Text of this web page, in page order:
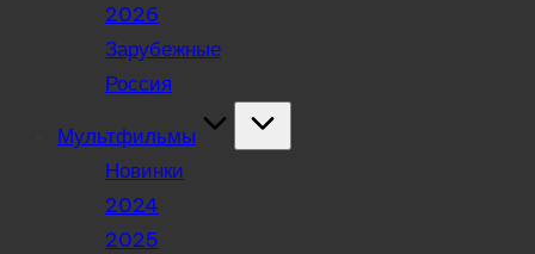
2026
Зарубежные
Россия
Мультфильмы
Новинки
2024
2025